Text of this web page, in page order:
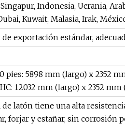
Indonesia, Ucrania,
Kuwait, Malasia, Irak,
de exportación estándar,
pies: 5898 mm (largo) x 2352
12032 mm (largo) x 2352
de latón tiene una alta
forjar y estañar, sin corrosión